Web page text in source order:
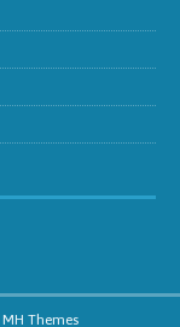
MH Themes